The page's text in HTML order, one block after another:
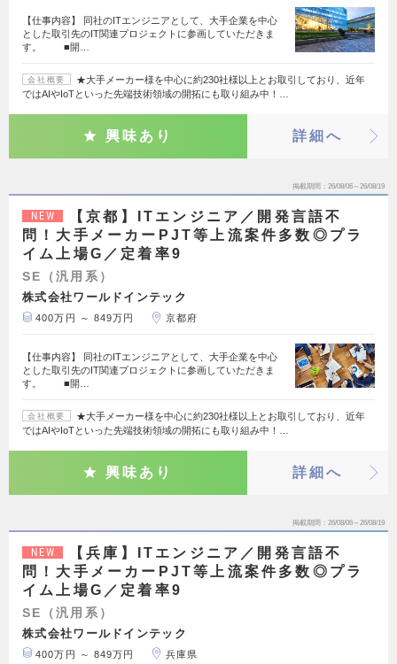
【仕事内容】 同社のITエンジニアとして、大手企業を中心
とした取引先のIT関連プロジェクトに参画していただきま
す。 ■開…
会社概要
★大手メーカー様を中心に約230社様以上とお取引しており、近年
ではAIやIoTといった先端技術領域の開拓にも取り組み中！…
興味あり 詳細へ
掲載期間 26/08/06～26/08/19
NEW
【京都】ITエンジニア／開発言語不
問！大手メーカーPJT等上流案件多数◎プラ
イム上場G／定着率9
SE（汎用系）
株式会社ワールドインテック
400万円 ～ 849万円 京都府
【仕事内容】 同社のITエンジニアとして、大手企業を中心
とした取引先のIT関連プロジェクトに参画していただきま
す。 ■開…
会社概要
★大手メーカー様を中心に約230社様以上とお取引しており、近年
ではAIやIoTといった先端技術領域の開拓にも取り組み中！…
興味あり 詳細へ
掲載期間 26/08/06～26/08/19
NEW
【兵庫】ITエンジニア／開発言語不
問！大手メーカーPJT等上流案件多数◎プラ
イム上場G／定着率9
SE（汎用系）
株式会社ワールドインテック
400万円 ～ 849万円 兵庫県